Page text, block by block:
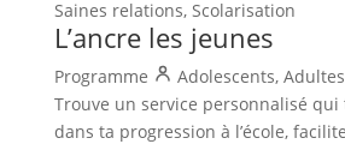
Saines relations, Scolarisation
L’ancre les jeunes
Programme Adolescents, Adultes
Trouve un service personnalisé
dans ta progression à l’école,